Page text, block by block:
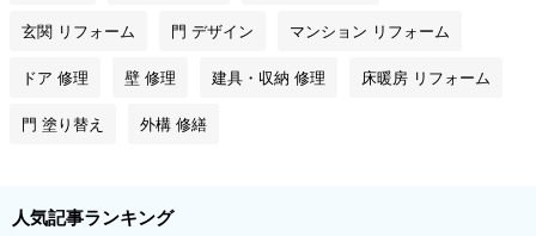
玄関 リフォーム 門 デザイン マンション リフォーム
ドア 修理 壁 修理 建具・収納 修理 床暖房 リフォーム
門 塗り替え 外構 修繕
人気記事ランキング